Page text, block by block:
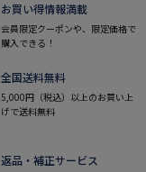
お買い得情報満載
会員限定クーポンや、限定価格で
購入できる！
全国送料無料
5,000円（税込）以上のお買い上
げで送料無料
返品・補正サービス